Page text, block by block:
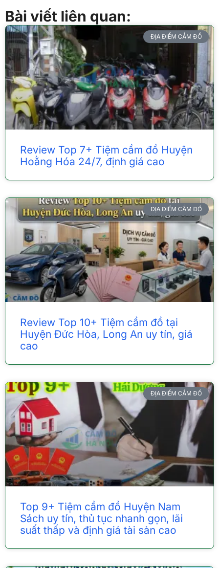
Bài viết liên quan:
ĐỊA ĐIỂM CẦM ĐỒ
Review Top 7+ Tiệm cầm đồ Huyện
Hoằng Hóa 24/7, định giá cao
ĐỊA ĐIỂM CẦM ĐỒ
Review Top 10+ Tiệm cầm đồ tại
Huyện Đức Hòa, Long An uy tín, giá
cao
ĐỊA ĐIỂM CẦM ĐỒ
Top 9+ Tiệm cầm đồ Huyện Nam
Sách uy tín, thủ tục nhanh gọn, lãi
suất thấp và định giá tài sản cao